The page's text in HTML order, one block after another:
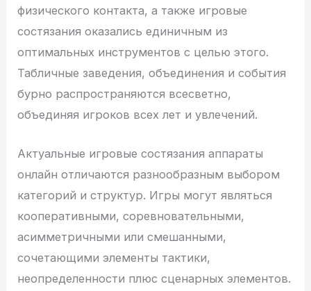
физического контакта, а также игровые
состязания оказались единичным из
оптимальных инструментов с целью этого.
Табличные заведения, объединения и события
бурно распространяются всесветно,
объединяя игроков всех лет и увлечений.
Актуальные игровые состязания аппараты
онлайн отличаются разнообразным выбором
категорий и структур. Игры могут являться
кооперативными, соревновательными,
асимметричными или смешанными,
сочетающими элементы тактики,
неопределенности плюс сценарных элементов.